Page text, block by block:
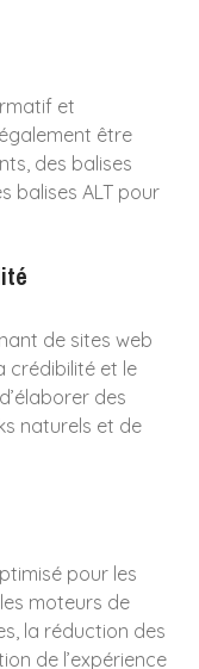
2024
2023
2023
2020
2019
2017
2016
et
être
des balises
balises ALT pour
de sites web
crédibilité et le
des
naturels et de
pour les
moteurs de
la réduction des
de l’expérience